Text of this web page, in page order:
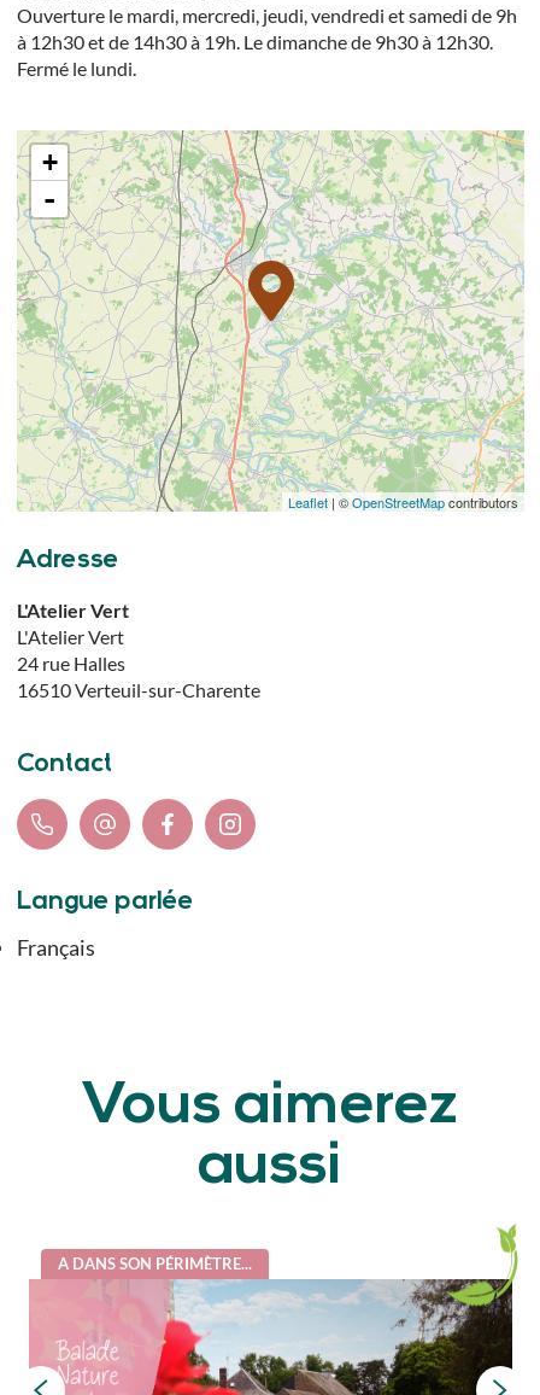
Ouverture le mardi, mercredi, jeudi, vendredi et samedi de 9h
à 12h30 et de 14h30 à 19h. Le dimanche de 9h30 à 12h30.
Fermé le lundi.
+
-
Leaflet| ©OpenStreetMapcontributors
Adresse
L'Atelier Vert
L'Atelier Vert
24 rue Halles
16510Verteuil-sur-Charente
Contact
Langue parlée
Français
Vous aimerez
aussi
A DANS SON PÉRIMÈTRE...